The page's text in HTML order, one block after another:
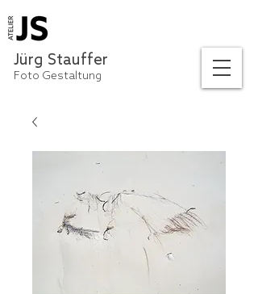
Jürg Stauffer
Foto Gestaltung